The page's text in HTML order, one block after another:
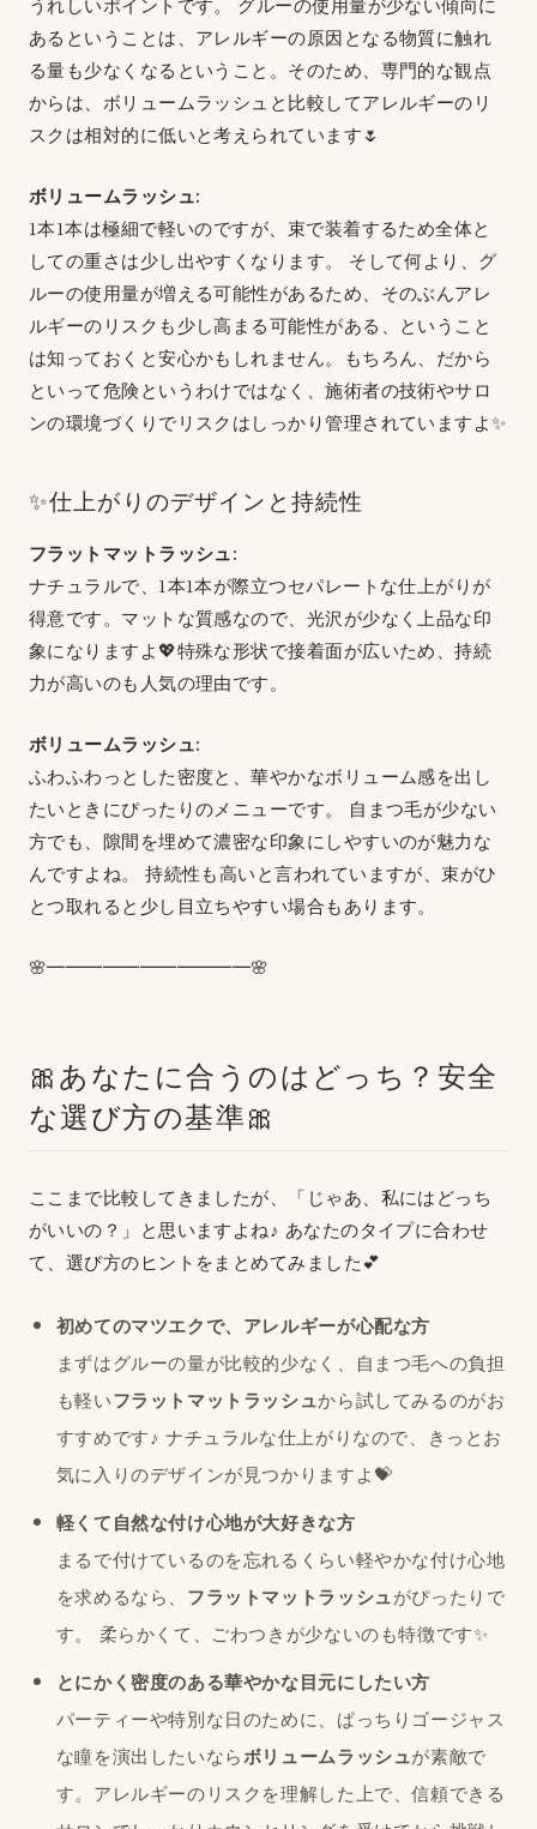
あるということは、アレルギーの原因となる物質に触れ
る量も少なくなるということ。そのため、専門的な観点
からは、ボリュームラッシュと比較してアレルギーのリ
スクは相対的に低いと考えられています🌷
ボリュームラッシュ:
1本1本は極細で軽いのですが、束で装着するため全体と
しての重さは少し出やすくなります。 そして何より、グ
ルーの使用量が増える可能性があるため、そのぶんアレ
ルギーのリスクも少し高まる可能性がある、ということ
は知っておくと安心かもしれません。もちろん、だから
といって危険というわけではなく、施術者の技術やサロ
ンの環境づくりでリスクはしっかり管理されていますよ✨
✨仕上がりのデザインと持続性
フラットマットラッシュ:
ナチュラルで、1本1本が際立つセパレートな仕上がりが
得意です。マットな質感なので、光沢が少なく上品な印
象になりますよ💖特殊な形状で接着面が広いため、持続
力が高いのも人気の理由です。
ボリュームラッシュ:
ふわふわっとした密度と、華やかなボリューム感を出し
たいときにぴったりのメニューです。 自まつ毛が少ない
方でも、隙間を埋めて濃密な印象にしやすいのが魅力な
んですよね。 持続性も高いと言われていますが、束がひ
とつ取れると少し目立ちやすい場合もあります。
🌸━━━━━━━━━━━🌸
🎀あなたに合うのはどっち？安全
な選び方の基準🎀
ここまで比較してきましたが、「じゃあ、私にはどっち
がいいの？」と思いますよね♪ あなたのタイプに合わせ
て、選び方のヒントをまとめてみました💕
初めてのマツエクで、アレルギーが心配な方
まずはグルーの量が比較的少なく、自まつ毛への負担
も軽いフラットマットラッシュから試してみるのがお
すすめです♪ ナチュラルな仕上がりなので、きっとお
気に入りのデザインが見つかりますよ💝
軽くて自然な付け心地が大好きな方
まるで付けているのを忘れるくらい軽やかな付け心地
を求めるなら、 フラットマットラッシュがぴったりで
す。 柔らかくて、ごわつきが少ないのも特徴です✨
とにかく密度のある華やかな目元にしたい方
パーティーや特別な日のために、ぱっちりゴージャス
な瞳を演出したいならボリュームラッシュが素敵で
す。アレルギーのリスクを理解した上で、信頼できる